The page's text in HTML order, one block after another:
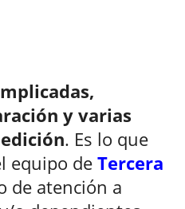
y varias
. Es lo que
equipo de Tercera
de atención a